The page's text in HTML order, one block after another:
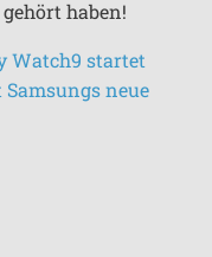
haben!
Watch9 startet
Samsungs neue